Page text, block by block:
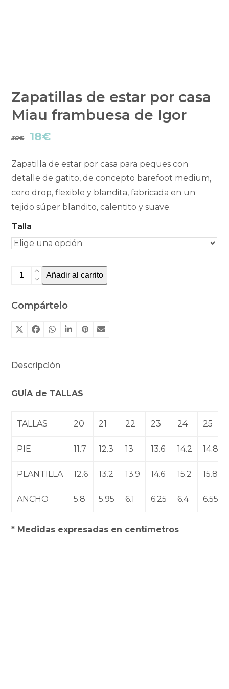
Zapatillas de estar por casa
Miau frambuesa de Igor
30€
El
original
era:
30€.
18€
actual
es:
Zapatilla de estar por casa para peques con
detalle de gatito, de concepto barefoot medium,
cero drop, flexible y blandita, fabricada en un
tejido súper blandito, calentito y suave.
Talla
Zapatillas
estar
casa
Igor
Añadir al carrito
Compártelo
Descripción
GUÍA de TALLAS
TALLAS 20 21 22 23 24 25
PIE 11.7 12.3 13 13.6 14.2 14.8
PLANTILLA 12.6 13.2 13.9 14.6 15.2 15.8
ANCHO 5.8 5.95 6.1 6.25 6.4 6.55
* Medidas expresadas en centímetros